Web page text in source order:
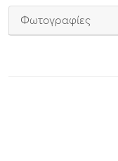
Φωτογραφίες